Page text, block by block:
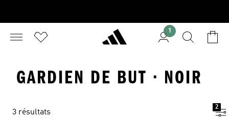
1
GARDIEN DE BUT · NOIR
3 résultats
2